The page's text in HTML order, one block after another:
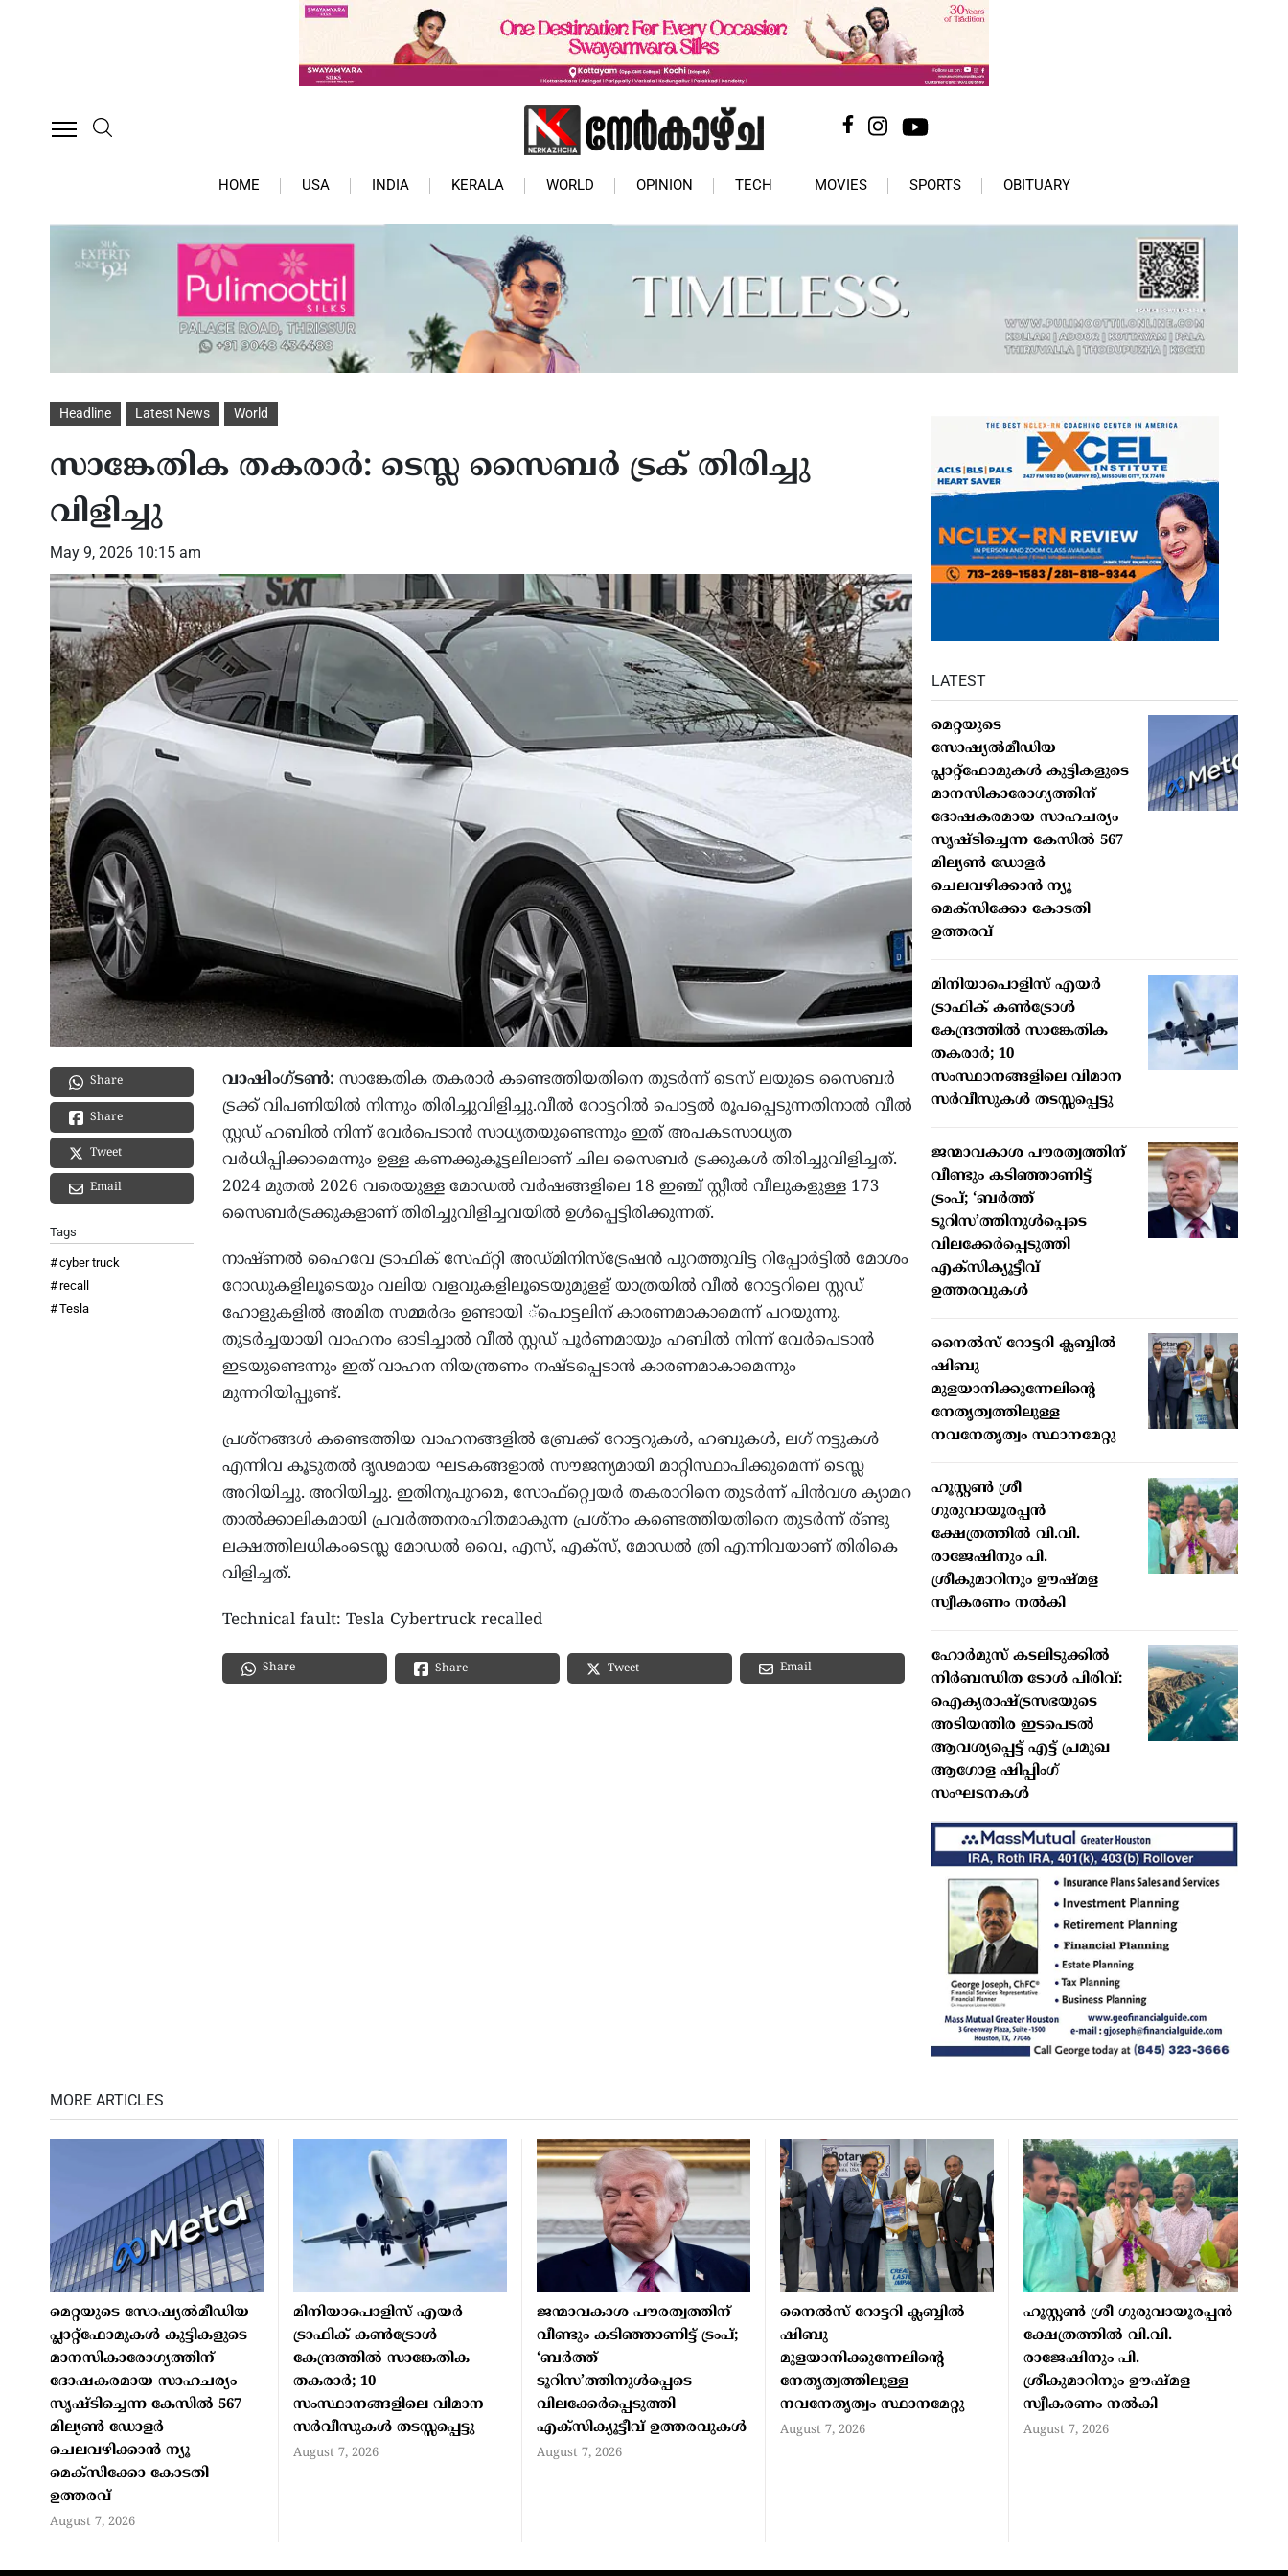
HOME USA INDIA KERALA WORLD OPINION TECH MOVIES SPORTS OBITUARY
Headline Latest News World
സാങ്കേതിക തകരാര്‍: ടെസ്ല സൈബര്‍ ട്രക് തിരിച്ചു
വിളിച്ചു
May 9, 2026 10:15 am
Share
Share
Tweet
Email
Tags
cyber truck
recall
Tesla
വാഷിംഗ്ടണ്‍: സാങ്കേതിക തകരാര്‍ കണ്ടെത്തിയതിനെ തുടര്‍ന്ന് ടെസ് ലയുടെ സൈബര്‍
ട്രക്ക് വിപണിയില്‍ നിന്നും തിരിച്ചുവിളിച്ചു.വീല്‍ റോട്ടറില്‍ പൊട്ടല്‍ രൂപപ്പെടുന്നതിനാല്‍ വീല്‍
സ്റ്റഡ് ഹബില്‍ നിന്ന് വേര്‍പെടാന്‍ സാധ്യതയുണ്ടെന്നും ഇത് അപകടസാധ്യത
വര്‍ധിപ്പിക്കാമെന്നും ഉള്ള കണക്കുകൂട്ടലിലാണ് ചില സൈബര്‍ ട്രക്കുകള്‍ തിരിച്ചുവിളിച്ചത്.
2024 മുതല്‍ 2026 വരെയുള്ള മോഡല്‍ വര്‍ഷങ്ങളിലെ 18 ഇഞ്ച് സ്റ്റീല്‍ വീലുകളുള്ള 173
സൈബര്‍ട്രക്കുകളാണ് തിരിച്ചുവിളിച്ചവയില്‍ ഉള്‍പ്പെട്ടിരിക്കുന്നത്.
നാഷ്ണല്‍ ഹൈവേ ട്രാഫിക് സേഫ്റ്റി അഡ്മിനിസ്‌ട്രേഷന്‍ പുറത്തുവിട്ട റിപ്പോര്‍ട്ടില്‍ മോശം
റോഡുകളിലൂടെയും വലിയ വളവുകളിലൂടെയുമുളള് യാത്രയില്‍ വീല്‍ റോട്ടറിലെ സ്റ്റഡ്
ഹോളുകളില്‍ അമിത സമ്മര്‍ദം ഉണ്ടായി ്പൊട്ടലിന് കാരണമാകാമെന്ന് പറയുന്നു.
തുടര്‍ച്ചയായി വാഹനം ഓടിച്ചാല്‍ വീല്‍ സ്റ്റഡ് പൂര്‍ണമായും ഹബില്‍ നിന്ന് വേര്‍പെടാന്‍
ഇടയുണ്ടെന്നും ഇത് വാഹന നിയന്ത്രണം നഷ്ടപ്പെടാന്‍ കാരണമാകാമെന്നും
മുന്നറിയിപ്പുണ്ട്.
പ്രശ്‌നങ്ങള്‍ കണ്ടെത്തിയ വാഹനങ്ങളില്‍ ബ്രേക്ക് റോട്ടറുകള്‍, ഹബുകള്‍, ലഗ് നട്ടുകള്‍
എന്നിവ കൂടുതല്‍ ദൃഢമായ ഘടകങ്ങളാല്‍ സൗജന്യമായി മാറ്റിസ്ഥാപിക്കുമെന്ന് ടെസ്ല
അറിയിച്ചു. അറിയിച്ചു. ഇതിനുപുറമെ, സോഫ്റ്റ്വെയര്‍ തകരാറിനെ തുടര്‍ന്ന് പിന്‍വശ ക്യാമറ
താല്‍ക്കാലികമായി പ്രവര്‍ത്തനരഹിതമാകുന്ന പ്രശ്‌നം കണ്ടെത്തിയതിനെ തുടര്‍ന്ന് ര്ണ്ടു
ലക്ഷത്തിലധികംടെസ്ല മോഡല്‍ വൈ, എസ്, എക്‌സ്, മോഡല്‍ ത്രി എന്നിവയാണ് തിരികെ
വിളിച്ചത്.
Technical fault: Tesla Cybertruck recalled
Share Share Tweet Email
LATEST
മെറ്റയുടെ
സോഷ്യല്‍മീഡിയ
പ്ലാറ്റ്‌ഫോമുകള്‍ കുട്ടികളുടെ
മാനസികാരോഗ്യത്തിന്
ദോഷകരമായ സാഹചര്യം
സൃഷ്ടിച്ചെന്ന കേസില്‍ 567
മില്യണ്‍ ഡോളര്‍
ചെലവഴിക്കാന്‍ ന്യൂ
മെക്‌സിക്കോ കോടതി
ഉത്തരവ്
മിനിയാപൊളിസ് എയര്‍
ട്രാഫിക് കണ്‍ട്രോള്‍
കേന്ദ്രത്തില്‍ സാങ്കേതിക
തകരാര്‍; 10
സംസ്ഥാനങ്ങളിലെ വിമാന
സര്‍വീസുകള്‍ തടസ്സപ്പെട്ടു
ജന്മാവകാശ പൗരത്വത്തിന്
വീണ്ടും കടിഞ്ഞാണിട്ട്
ട്രംപ്; ‘ബര്‍ത്ത്
ടൂറിസ’ത്തിനുള്‍പ്പെടെ
വിലക്കേര്‍പ്പെടുത്തി
എക്‌സിക്യൂട്ടീവ്
ഉത്തരവുകള്‍
നൈല്‍സ് റോട്ടറി ക്ലബ്ബില്‍
ഷിബു
മുളയാനിക്കുന്നേലിന്റെ
നേതൃത്വത്തിലുള്ള
നവനേതൃത്വം സ്ഥാനമേറ്റു
ഹൂസ്റ്റണ്‍ ശ്രീ
ഗുരുവായൂരപ്പന്‍
ക്ഷേത്രത്തില്‍ വി.വി.
രാജേഷിനും പി.
ശ്രീകുമാറിനും ഊഷ്മള
സ്വീകരണം നല്‍കി
ഹോർമുസ് കടലിടുക്കിൽ
നിർബന്ധിത ടോൾ പിരിവ്:
ഐക്യരാഷ്ട്രസഭയുടെ
അടിയന്തിര ഇടപെടൽ
ആവശ്യപ്പെട്ട് എട്ട് പ്രമുഖ
ആഗോള ഷിപ്പിംഗ്
സംഘടനകൾ
MORE ARTICLES
മെറ്റയുടെ സോഷ്യല്‍മീഡിയ
പ്ലാറ്റ്‌ഫോമുകള്‍ കുട്ടികളുടെ
മാനസികാരോഗ്യത്തിന്
ദോഷകരമായ സാഹചര്യം
സൃഷ്ടിച്ചെന്ന കേസില്‍ 567
മില്യണ്‍ ഡോളര്‍
ചെലവഴിക്കാന്‍ ന്യൂ
മെക്‌സിക്കോ കോടതി
ഉത്തരവ്
August 7, 2026
മിനിയാപൊളിസ് എയര്‍
ട്രാഫിക് കണ്‍ട്രോള്‍
കേന്ദ്രത്തില്‍ സാങ്കേതിക
തകരാര്‍; 10
സംസ്ഥാനങ്ങളിലെ വിമാന
സര്‍വീസുകള്‍ തടസ്സപ്പെട്ടു
August 7, 2026
ജന്മാവകാശ പൗരത്വത്തിന്
വീണ്ടും കടിഞ്ഞാണിട്ട് ട്രംപ്;
‘ബര്‍ത്ത്
ടൂറിസ’ത്തിനുള്‍പ്പെടെ
വിലക്കേര്‍പ്പെടുത്തി
എക്‌സിക്യൂട്ടീവ് ഉത്തരവുകള്‍
August 7, 2026
നൈല്‍സ് റോട്ടറി ക്ലബ്ബില്‍
ഷിബു
മുളയാനിക്കുന്നേലിന്റെ
നേതൃത്വത്തിലുള്ള
നവനേതൃത്വം സ്ഥാനമേറ്റു
August 7, 2026
ഹൂസ്റ്റണ്‍ ശ്രീ ഗുരുവായൂരപ്പന്‍
ക്ഷേത്രത്തില്‍ വി.വി.
രാജേഷിനും പി.
ശ്രീകുമാറിനും ഊഷ്മള
സ്വീകരണം നല്‍കി
August 7, 2026